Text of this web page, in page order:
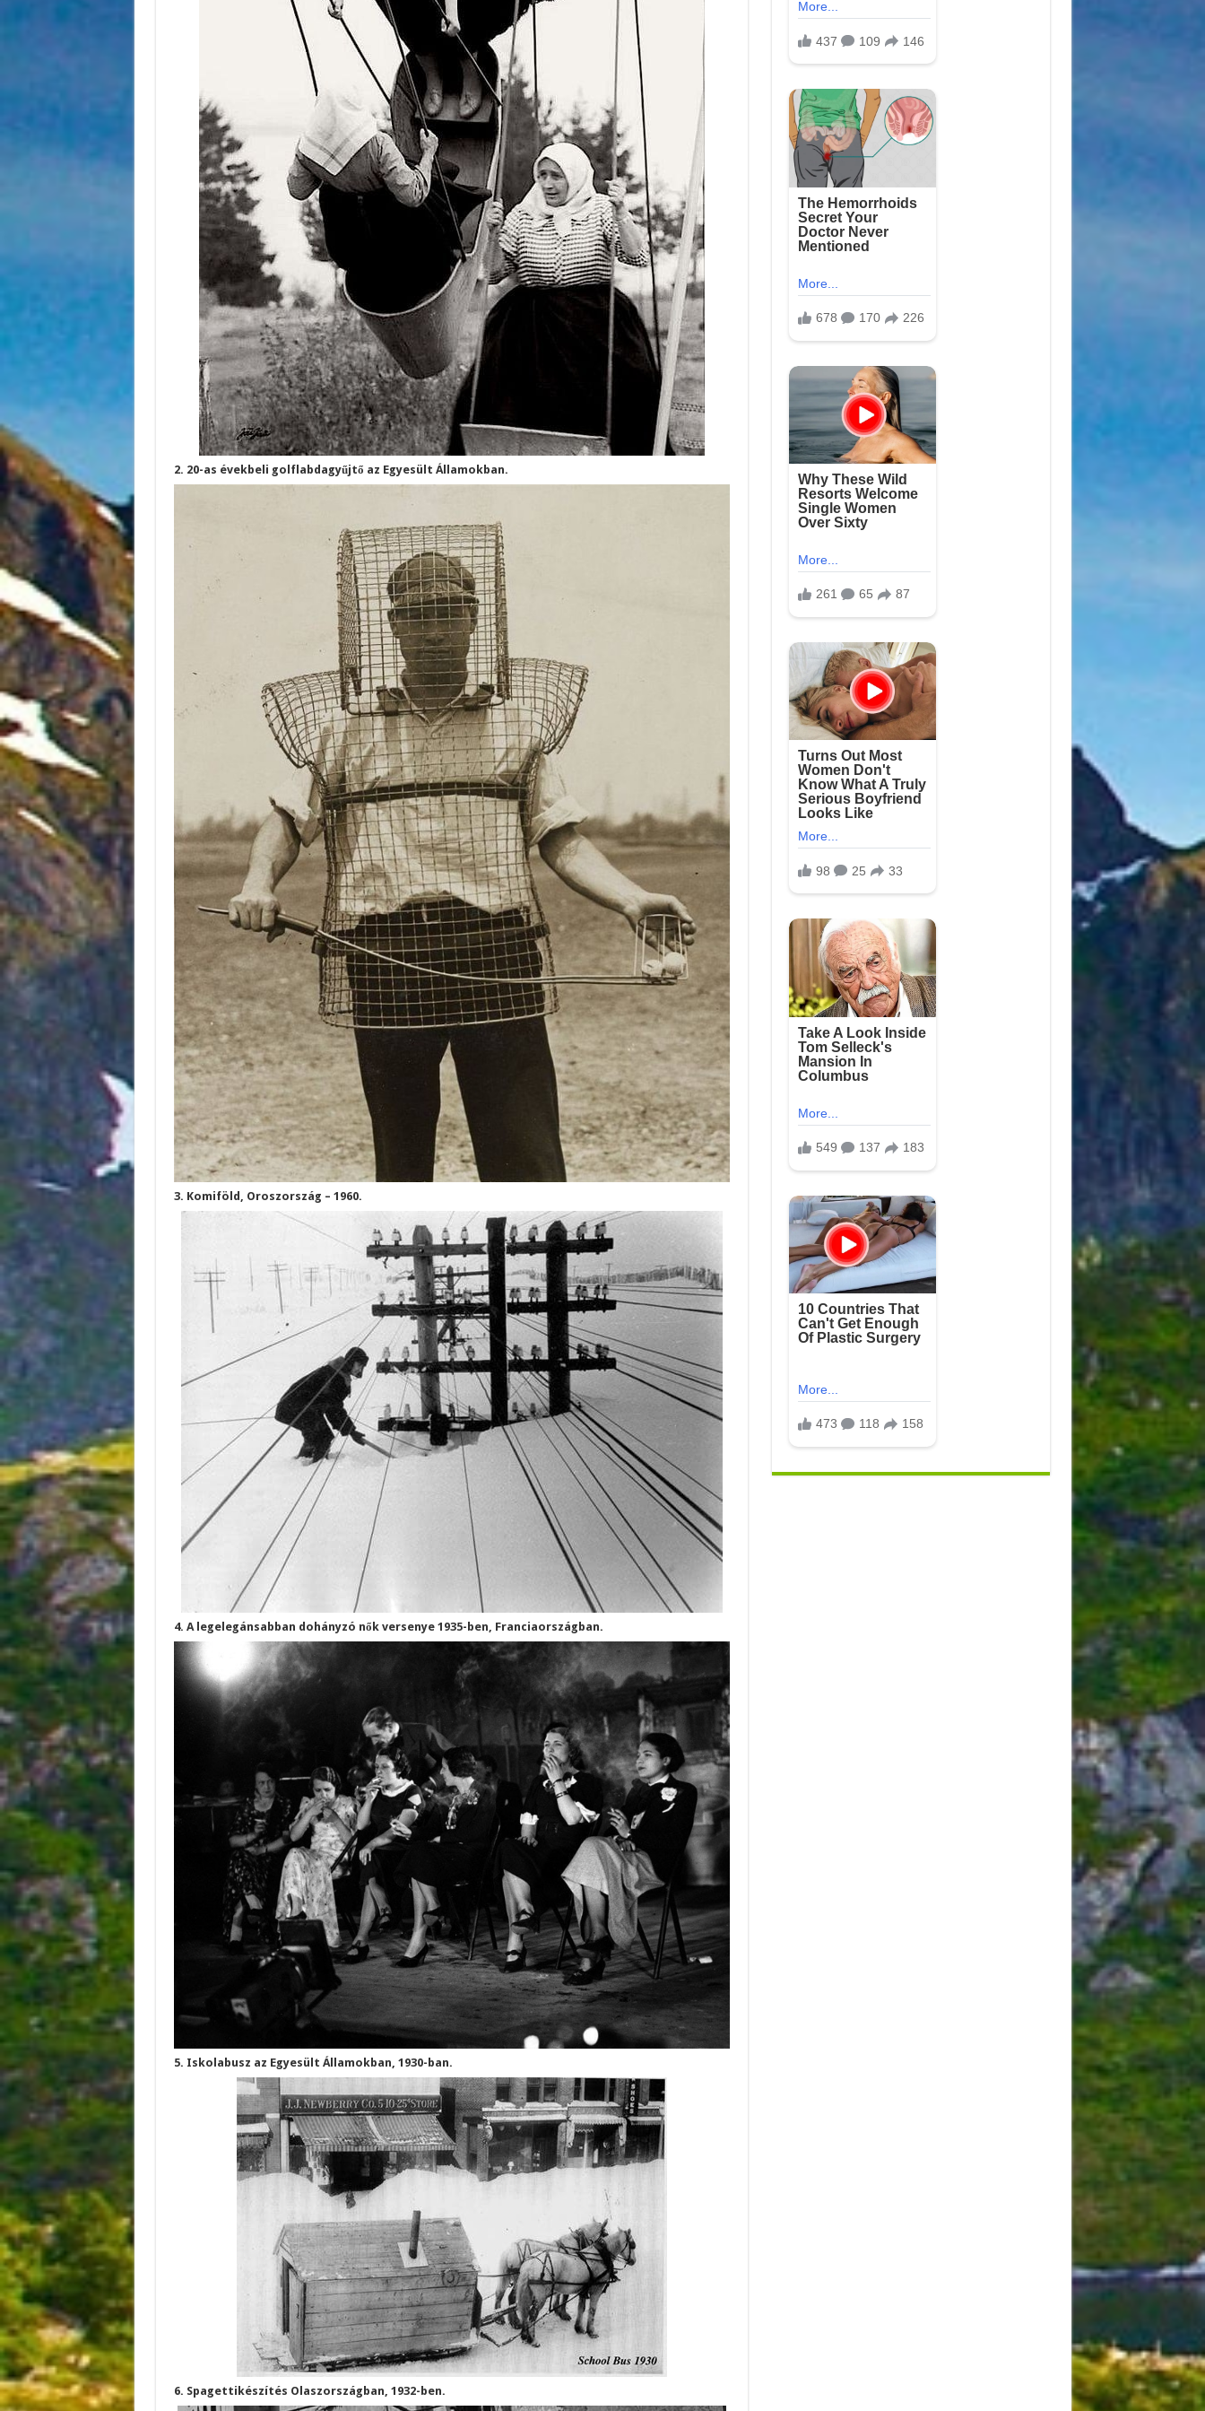
2. 20-as évekbeli golflabdagyűjtő az Egyesült Államokban.
3. Komiföld, Oroszország – 1960.
4. A legelegánsabban dohányzó nők versenye 1935-ben, Franciaországban.
5. Iskolabusz az Egyesült Államokban, 1930-ban.
6. Spagettikészítés Olaszországban, 1932-ben.